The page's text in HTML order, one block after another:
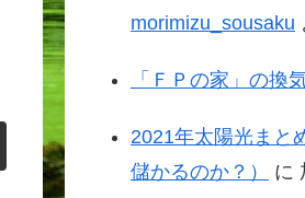
morimizu_sousaku
「ＦＰの家」の換
2021年太陽光まと
儲かるのか？）
に